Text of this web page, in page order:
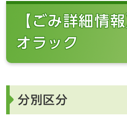
【ごみ詳細情
オラック
分別区分